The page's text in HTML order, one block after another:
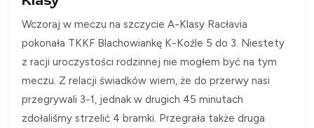
Wczoraj w meczu na szczycie A-Klasy Racłavia
pokonała TKKF Blachowiankę K-Koźle 5 do 3. Niestety
z racji uroczystości rodzinnej nie mogłem być na tym
meczu. Z relacji świadków wiem, że do przerwy nasi
przegrywali 3-1, jednak w drugich 45 minutach
zdołaliśmy strzelić 4 bramki. Przegrała także druga